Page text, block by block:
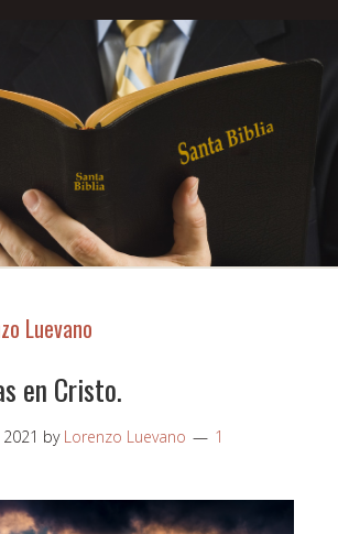
Luevano
en Cristo.
by Lorenzo Luevano
1